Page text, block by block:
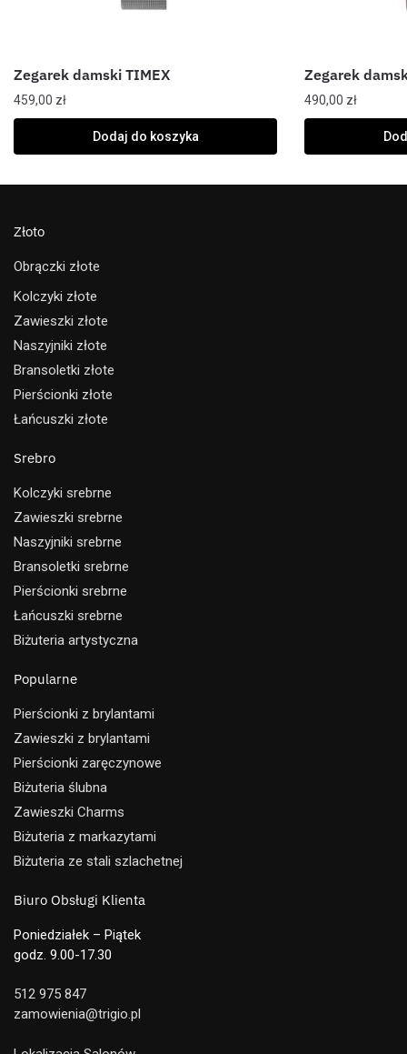
Zegarek damski TIMEX
459,00 zł
Dodaj do koszyka
Zegarek
490,00 zł
Złoto
Obrączki złote
Kolczyki złote
Zawieszki złote
Naszyjniki złote
Bransoletki złote
Pierścionki złote
Łańcuszki złote
Srebro
Kolczyki srebrne
Zawieszki srebrne
Naszyjniki srebrne
Bransoletki srebrne
Pierścionki srebrne
Łańcuszki srebrne
Biżuteria artystyczna
Popularne
Pierścionki z brylantami
Zawieszki z brylantami
Pierścionki zaręczynowe
Biżuteria ślubna
Zawieszki Charms
Biżuteria z markazytami
Biżuteria ze stali szlachetnej
Biuro Obsługi Klienta
Poniedziałek – Piątek
godz. 9.00-17.30
512 975 847
zamowienia@trigio.pl